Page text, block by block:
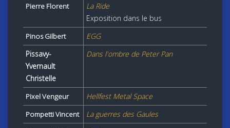
Pierre Florent
La Ride
Exposition dans le bus
Pinos Gilbert
EGG
Pissavy-
Yvernault
Christelle
Dans l'ombre de Peter Pan
Pixel Vengeur Hellfest Metal Space
Pompetti Vincent La guerres des Gaules